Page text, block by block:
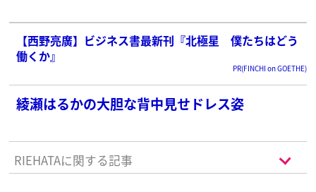
【西野亮廣】ビジネス書最新刊『北極星 僕たちはどう
働くか』
PR(FINCHI on GOETHE)
綾瀬はるかの大胆な背中見せドレス姿
RIEHATAに関する記事